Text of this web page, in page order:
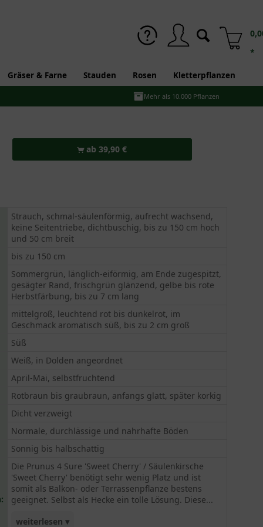
*
Gräser & Farne Stauden Rosen Kletterpflanzen
Mehr als 10.000 Pflanzen
ab 39,90 €
Strauch, schmal-säulenförmig, aufrecht wachsend,
keine Seitentriebe, dichtbuschig, bis zu 150 cm hoch
und 50 cm breit
bis zu 150 cm
Sommergrün, länglich-eiförmig, am Ende zugespitzt,
gesägter Rand, frischgrün glänzend, gelbe bis rote
Herbstfärbung, bis zu 7 cm lang
mittelgroß, leuchtend rot bis dunkelrot, im
Geschmack aromatisch süß, bis zu 2 cm groß
Süß
Weiß, in Dolden angeordnet
April-Mai, selbstfruchtend
Rotbraun bis graubraun, anfangs glatt, später korkig
Dicht verzweigt
Normale, durchlässige und nahrhafte Böden
Sonnig bis halbschattig
Die Prunus 4 Sure 'Sweet Cherry' / Säulenkirsche
'Sweet Cherry' benötigt sehr wenig Platz und ist
somit als Balkon- oder Terrassenpflanze bestens
geeignet. Selbst als Hecke ein tolle Lösung. Diese...
weiterlesen ▾